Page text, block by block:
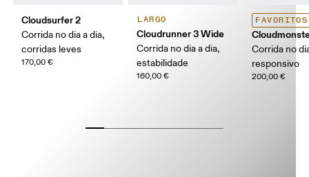
Cloudsurfer 2
Corrida no dia a dia,
corridas leves
170,00 €
LARGO
Cloudrunner 3 Wide
Corrida no dia a dia,
estabilidade
160,00 €
FAVORITOS
Corrida no
responsivo
200,00 €